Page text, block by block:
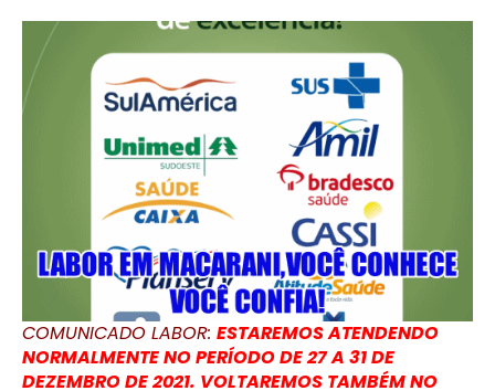
COMUNICADO LABOR: ESTAREMOS ATENDENDO
NORMALMENTE NO PERÍODO DE 27 A 31 DE
DEZEMBRO DE 2021. VOLTAREMOS TAMBÉM NO